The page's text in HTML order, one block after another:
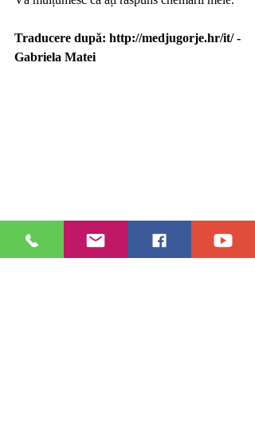
Traducere după: http://medjugorje.hr/it/ -
Gabriela Matei